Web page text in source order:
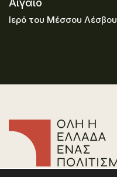
Ιερό του Μέσσου Λέσβου